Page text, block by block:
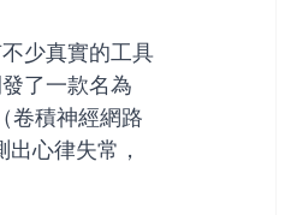
少真實的工具
了一款名為
卷積神經網路
心律失常，